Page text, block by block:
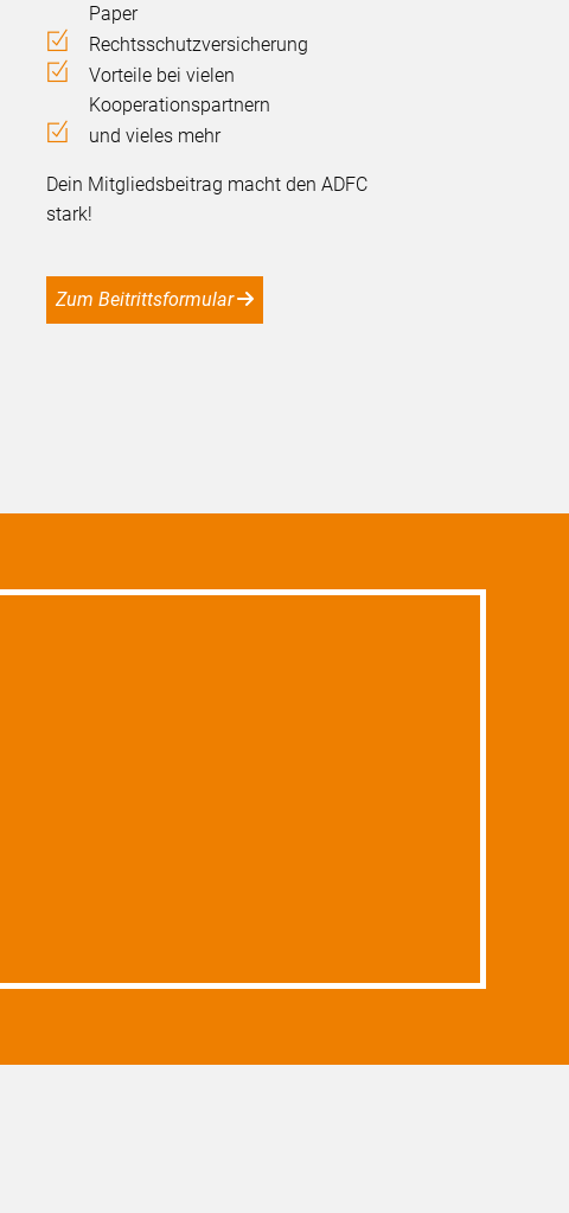
Paper
Rechtsschutzversicherung
Vorteile bei vielen
Kooperationspartnern
und vieles mehr
Dein Mitgliedsbeitrag macht den ADFC
stark!
Zum Beitrittsformular